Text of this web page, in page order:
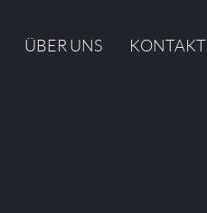
ÜBER UNS KONTAKT